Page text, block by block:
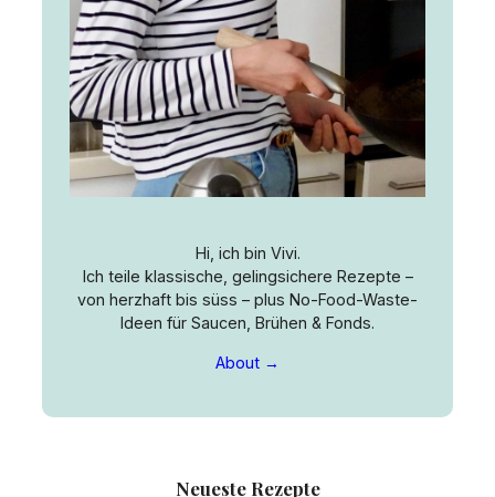
Hi, ich bin Vivi.
Ich teile klassische, gelingsichere Rezepte –
von herzhaft bis süss – plus No-Food-Waste-
Ideen für Saucen, Brühen & Fonds.
About →
Neueste Rezepte